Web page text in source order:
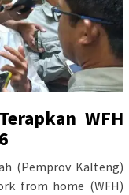
WFH
(Pemprov Kalteng)
from home (WFH)